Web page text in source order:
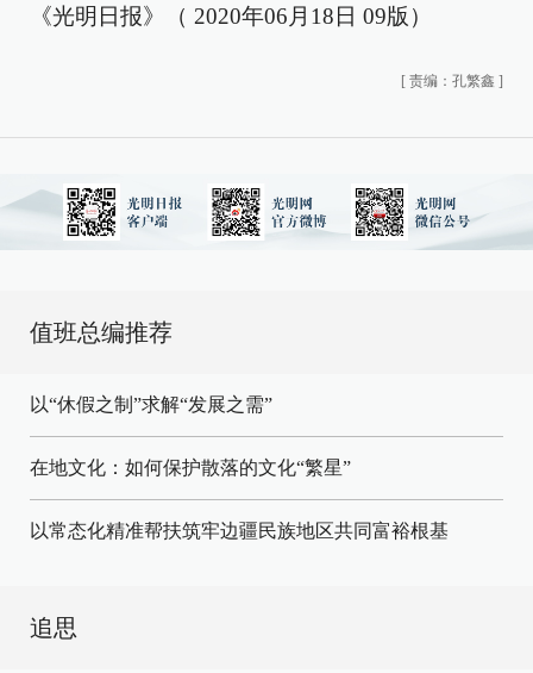
《光明日报》（ 2020年06月18日 09版）
[ 责编：孔繁鑫 ]
值班总编推荐
以“休假之制”求解“发展之需”
在地文化：如何保护散落的文化“繁星”
以常态化精准帮扶筑牢边疆民族地区共同富裕根基
追思